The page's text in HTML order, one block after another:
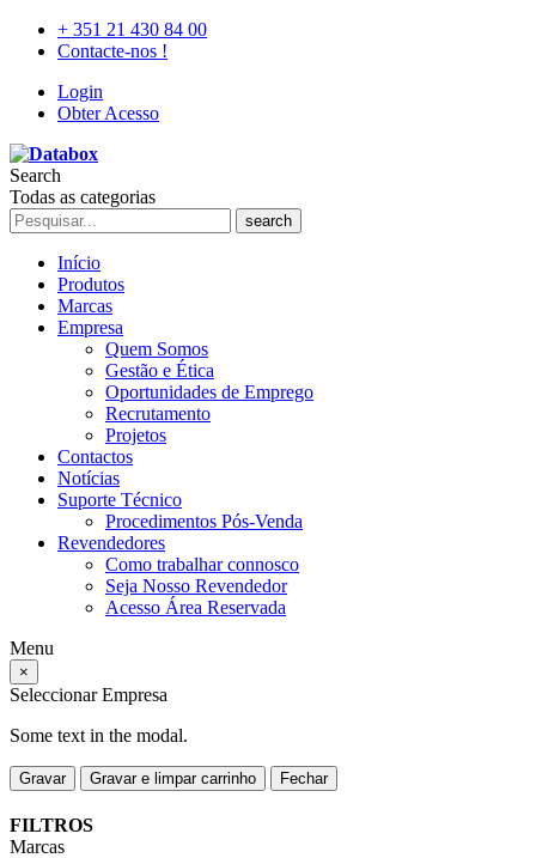
+ 351 21 430 84 00
Contacte-nos !
Login
Obter Acesso
Search
Todas as categorias
search
Início
Produtos
Marcas
Empresa
Quem Somos
Gestão e Ética
Oportunidades de Emprego
Recrutamento
Projetos
Contactos
Notícias
Suporte Técnico
Procedimentos Pós-Venda
Revendedores
Como trabalhar connosco
Seja Nosso Revendedor
Acesso Área Reservada
Menu
×
Seleccionar Empresa
Some text in the modal.
Gravar Gravar e limpar carrinho Fechar
FILTROS
Marcas